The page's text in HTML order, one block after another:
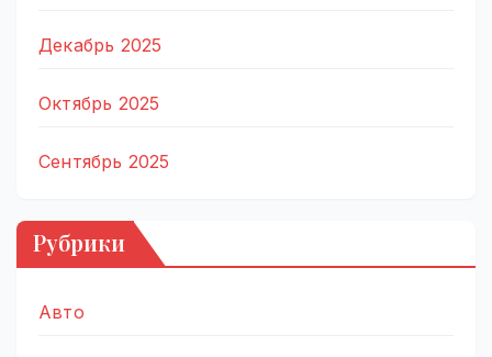
Декабрь 2025
Октябрь 2025
Сентябрь 2025
Рубрики
Авто